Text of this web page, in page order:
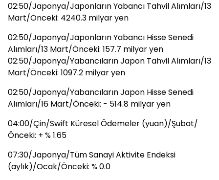
02:50/Japonya/Japonların Yabancı Tahvil Alımları/13
Mart/Önceki: 4240.3 milyar yen
02:50/Japonya/Japonların Yabancı Hisse Senedi
Alımları/13 Mart/Önceki: 157.7 milyar yen
02:50/Japonya/Yabancıların Japon Tahvil Alımları/13
Mart/Önceki: 1097.2 milyar yen
02:50/Japonya/Yabancıların Japon Hisse Senedi
Alımları/16 Mart/Önceki: - 514.8 milyar yen
04:00/Çin/Swift Küresel Ödemeler (yuan)/Şubat/
Önceki: + % 1.65
07:30/Japonya/Tüm Sanayi Aktivite Endeksi
(aylık)/Ocak/Önceki: % 0.0